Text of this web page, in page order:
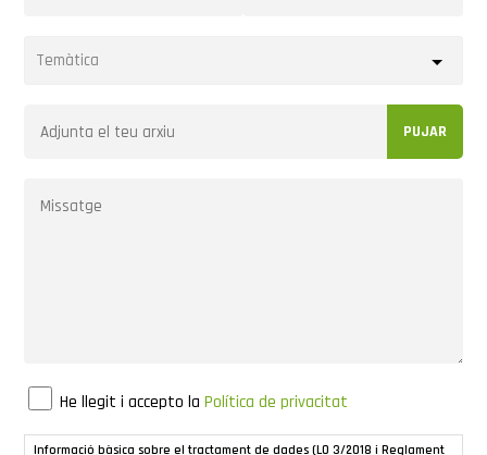
He llegit i accepto laPolítica de privacitat
Informació bàsica sobre el tractament de dades (LO 3/2018 i Reglament